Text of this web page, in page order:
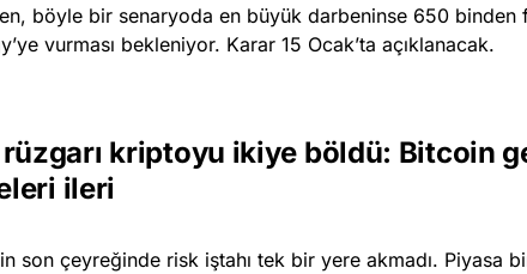
böyle bir senaryoda en büyük darbeninse 650 binden
vurması bekleniyor. Karar 15 Ocak’ta açıklanacak.
kriptoyu ikiye böldü: Bitcoin
ileri
son çeyreğinde risk iştahı tek bir yere akmadı. Piyasa